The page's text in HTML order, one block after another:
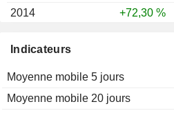
Indicateurs
Moyenne mobile 5 jours
Moyenne mobile 20 jours
2014
+72,30 %
2012
2011
-51,22 %
2010
+33,70 %